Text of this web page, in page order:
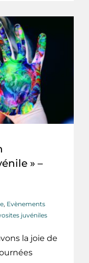
» –
, Evènements
juvéniles
la joie de